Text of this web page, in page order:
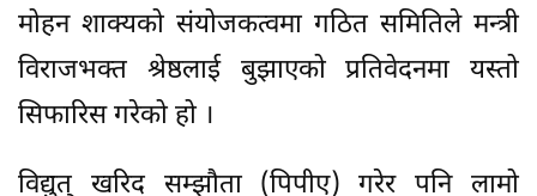
मोहन शाक्यको संयोजकत्वमा गठित समितिले मन्त्री
विराजभक्त श्रेष्ठलाई बुझाएको प्रतिवेदनमा यस्तो
सिफारिस गरेको हो ।
विद्युत् खरिद सम्झौता (पिपीए) गरेर पनि लामो